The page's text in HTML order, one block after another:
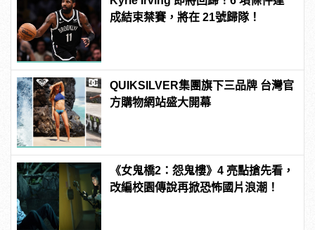
成結束禁賽，將在 21號歸隊！
QUIKSILVER集團旗下三品牌 台灣官
方購物網站盛大開幕
《女鬼橋2：怨鬼樓》4 亮點搶先看，
改編校園傳說再掀恐怖國片浪潮！